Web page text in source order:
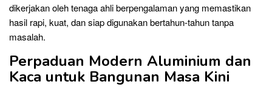
dikerjakan oleh tenaga ahli berpengalaman yang memastikan
hasil rapi, kuat, dan siap digunakan bertahun-tahun tanpa
masalah.
Perpaduan Modern Aluminium dan
Kaca untuk Bangunan Masa Kini